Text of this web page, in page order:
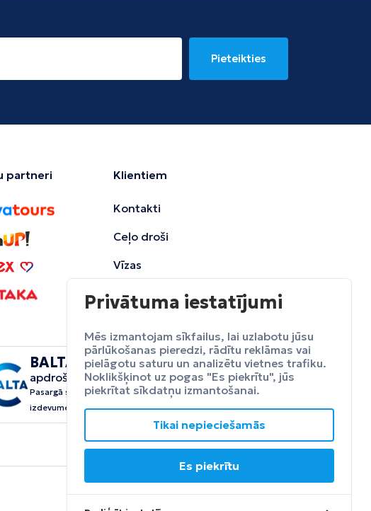
Pieteikties
partneri Klientiem
Kontakti
Ceļo droši
Vīzas
BALTA
ceļojumu
apdrošināšana
Pasargā sevi no neparedzētiem
izdevumeim.
Apdrošināt
Privātuma iestatījumi
Mēs izmantojam sīkfailus, lai uzlabotu jūsu
pārlūkošanas pieredzi, rādītu reklāmas vai
pielāgotu saturu un analizētu vietnes trafiku.
Noklikšķinot uz pogas "Es piekrītu", jūs
piekrītat sīkdatņu izmantošanai.
Tikai nepieciešamās
Es piekrītu